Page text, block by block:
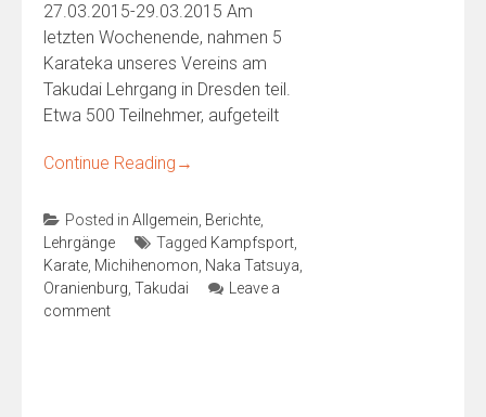
27.03.2015-29.03.2015 Am
letzten Wochenende, nahmen 5
Karateka unseres Vereins am
Takudai Lehrgang in Dresden teil.
Etwa 500 Teilnehmer, aufgeteilt
Continue Reading →
Posted in Allgemein Berichte
Lehrgänge
Tagged Kampfsport
Karate Michihenomon Naka Tatsuya
Oranienburg Takudai
Leave a
comment